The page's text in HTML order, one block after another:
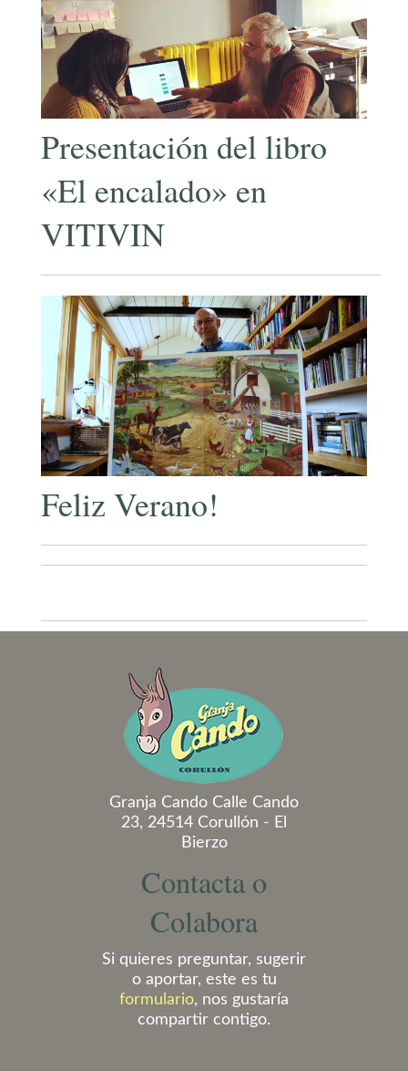
Presentación del libro
«El encalado» en
VITIVIN
Feliz Verano!
Granja Cando Calle Cando
23, 24514 Corullón - El
Bierzo
Contacta o
Colabora
Si quieres preguntar, sugerir
o aportar, este es tu
formulario, nos gustaría
compartir contigo.